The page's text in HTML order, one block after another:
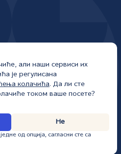
домена Србије
• Сајт ажуриран:
али наши сервиси их
је регулисана
колачића. Да ли сте
током ваше посете?
Не
од опција, сагласни сте са